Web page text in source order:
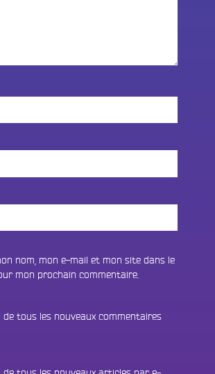
nom, mon e-mail et mon site dans le
mon prochain commentaire.
de tous les nouveaux commentaires